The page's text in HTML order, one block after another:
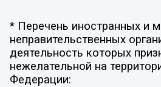
* Перечень иностранных и
неправительственных
деятельность которых
нежелательной на
Федерации: